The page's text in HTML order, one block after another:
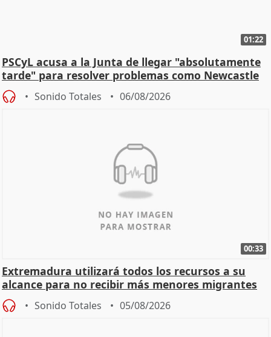
01:22
PSCyL acusa a la Junta de llegar "absolutamente
tarde" para resolver problemas como Newcastle
Sonido Totales 06/08/2026
00:33
Extremadura utilizará todos los recursos a su
alcance para no recibir más menores migrantes
Sonido Totales 05/08/2026